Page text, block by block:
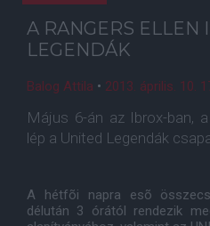
A RANGERS ELLEN
LEGENDÁK
Balog Attila • 2013. április. 10.
Május 6-án az Ibrox-ban,
lép a United Legendák
A hétfõi napra esõ
délután 3 órától rendezik